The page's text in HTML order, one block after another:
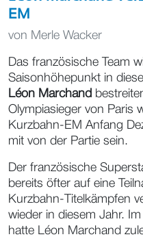
EM
von Merle Wacker
Das französische Team
Saisonhöhepunkt in
Léon Marchand
Olympiasieger von Paris
Kurzbahn-EM Anfang
mit von der Partie sein.
Der französische
bereits öfter auf eine
Kurzbahn-Titelkämpfen
wieder in diesem Jahr.
hatte Léon Marchand